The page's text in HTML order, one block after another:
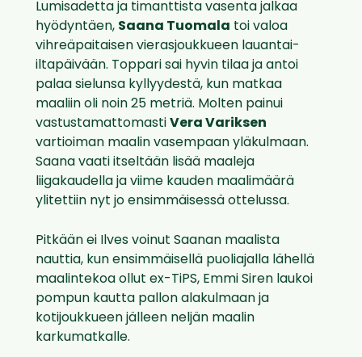
Lumisadetta ja timanttista vasenta jalkaa
hyödyntäen, Saana Tuomala toi valoa
vihreäpaitaisen vierasjoukkueen lauantai-
iltapäivään. Toppari sai hyvin tilaa ja antoi
palaa sielunsa kyllyydestä, kun matkaa
maaliin oli noin 25 metriä. Molten painui
vastustamattomasti Vera Variksen
vartioiman maalin vasempaan yläkulmaan.
Saana vaati itseltään lisää maaleja
liigakaudella ja viime kauden maalimäärä
ylitettiin nyt jo ensimmäisessä ottelussa.
Pitkään ei Ilves voinut Saanan maalista
nauttia, kun ensimmäisellä puoliajalla lähellä
maalintekoa ollut ex-TiPS, Emmi Siren laukoi
pompun kautta pallon alakulmaan ja
kotijoukkueen jälleen neljän maalin
karkumatkalle.